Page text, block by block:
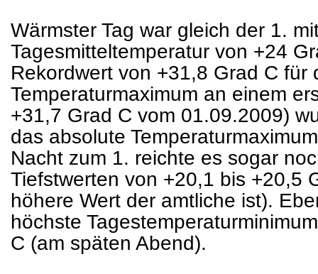
Wärmster Tag war gleich der 1.
Tagesmitteltemperatur von +24
Rekordwert von +31,8 Grad C für
Temperaturmaximum an einem
+31,7 Grad C vom 01.09.2009)
das absolute
Nacht zum 1. reichte es sogar
Tiefstwerten von +20,1 bis +20,5
höhere Wert der amtliche ist).
höchste
C (am späten Abend).